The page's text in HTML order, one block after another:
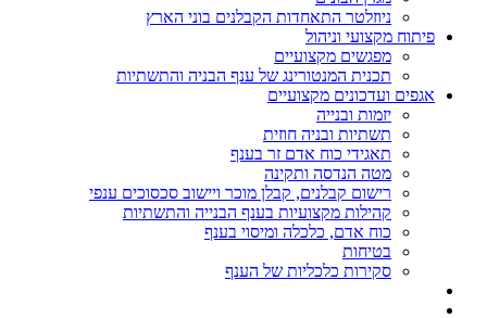
ניוזלטר התאחדות הקבלנים בוני הארץ
פיתוח מקצועי וניהול
מפגשים מקצועיים
תכנית המנטורינג של ענף הבניה והתשתיות
אגפים ועדכונים מקצועיים
יזמות ובנייה
תשתיות ובניה חוזית
תאגידי כוח אדם זר בענף
מטה הנדסה ותקינה
רישום קבלנים, קבלן מוכר ויישוב סכסוכים ענפי
קהילות מקצועיות בענף הבנייה והתשתיות
כוח אדם, כלכלה ומיסוי בענף
בטיחות
סקירות כלכליות של הענף